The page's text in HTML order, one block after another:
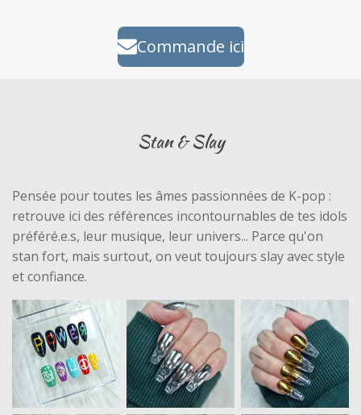
Commande ici
Stan & Slay
Pensée pour toutes les âmes passionnées de K-pop :
retrouve ici des références incontournables de tes idols
préféré.e.s, leur musique, leur univers... Parce qu'on
stan fort, mais surtout, on veut toujours slay avec style
et confiance.